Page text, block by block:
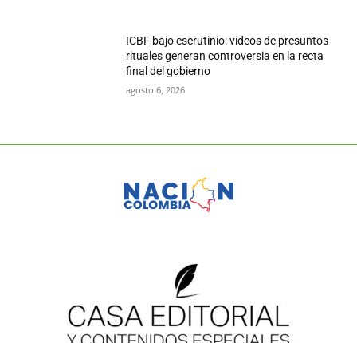
ICBF bajo escrutinio: videos de presuntos
rituales generan controversia en la recta
final del gobierno
agosto 6, 2026